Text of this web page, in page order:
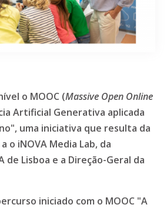
o MOOC (Massive Open Online
Artificial Generativa aplicada
uma iniciativa que resulta da
o iNOVA Media Lab, da
de Lisboa e a Direção-Geral da
iniciado com o MOOC "A